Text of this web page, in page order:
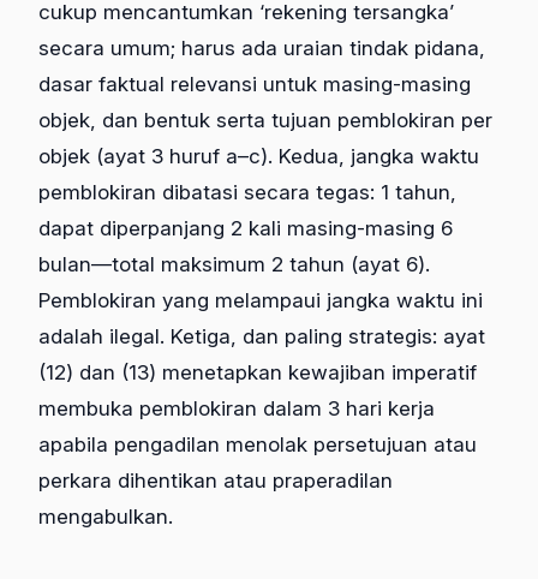
cukup mencantumkan ‘rekening tersangka’
secara umum; harus ada uraian tindak pidana,
dasar faktual relevansi untuk masing-masing
objek, dan bentuk serta tujuan pemblokiran per
objek (ayat 3 huruf a–c). Kedua, jangka waktu
pemblokiran dibatasi secara tegas: 1 tahun,
dapat diperpanjang 2 kali masing-masing 6
bulan—total maksimum 2 tahun (ayat 6).
Pemblokiran yang melampaui jangka waktu ini
adalah ilegal. Ketiga, dan paling strategis: ayat
(12) dan (13) menetapkan kewajiban imperatif
membuka pemblokiran dalam 3 hari kerja
apabila pengadilan menolak persetujuan atau
perkara dihentikan atau praperadilan
mengabulkan.